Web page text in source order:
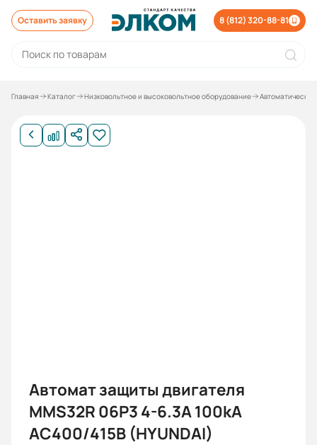
Оставить заявку 8 (812) 320-88-81
Главная Каталог Низковольтное и высоковольтное оборудование
Автомат защиты двигателя
MMS32R 06P3 4-6.3А 100kA
АС400/415В (HYUNDAI)